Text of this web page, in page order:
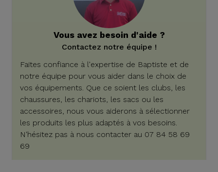
Vous avez besoin d'aide ?
Contactez notre équipe !
Faites confiance à l'expertise de Baptiste et de
notre équipe pour vous aider dans le choix de
vos équipements. Que ce soient les clubs, les
chaussures, les chariots, les sacs ou les
accessoires, nous vous aiderons à sélectionner
les produits les plus adaptés à vos besoins.
N'hésitez pas à nous contacter au 07 84 58 69
69